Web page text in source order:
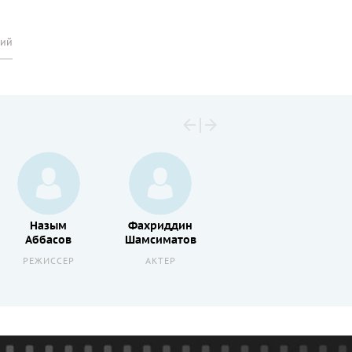
Назым
Аббасов
РЕЖИССЕР
Фахриддин
Шамсиматов
АКТЕР